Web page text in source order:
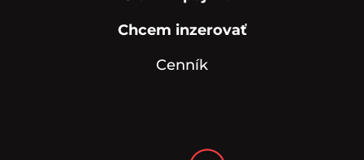
Chcem inzerovať
Cenník